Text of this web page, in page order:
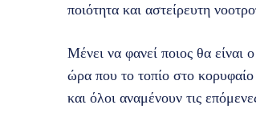
ποιότητα και αστείρευτη
Μένει να φανεί ποιος θα
ώρα που το τοπίο στο κορυφαίο
και όλοι αναμένουν τις